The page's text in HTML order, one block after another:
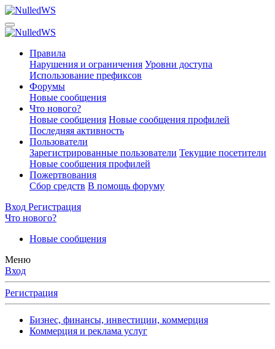
Правила
Нарушения и ограничения Уровни доступа
Использование префиксов
Форумы
Новые сообщения
Что нового?
Новые сообщения Новые сообщения профилей
Последняя активность
Пользователи
Зарегистрированные пользователи Текущие посетители
Новые сообщения профилей
Пожертвования
Сбор средств В помощь форуму
Вход Регистрация
Что нового?
Новые сообщения
Меню
Вход
Регистрация
Бизнес, финансы, инвестиции, коммерция
Коммерция и реклама услуг